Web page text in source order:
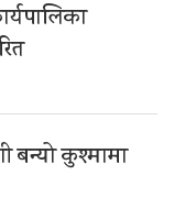
बन्यो कुश्मामा